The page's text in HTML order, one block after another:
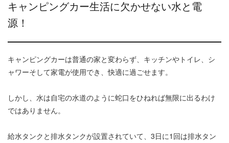
キャンピングカー生活に欠かせない水と電
源！
キャンピングカーは普通の家と変わらず、キッチンやトイレ、シ
ャワーそして家電が使用でき、快適に過ごせます。
しかし、水は自宅の水道のように蛇口をひねれば無限に出るわけ
ではありません。
給水タンクと排水タンクが設置されていて、3日に1回は排水タン